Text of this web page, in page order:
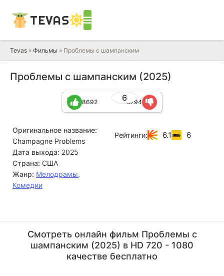
TEVAS
Tevas » Фильмы » Проблемы с шампанским
Проблемы с шампанским (2025)
6
8692 5794
Оригинальное название:
Champagne Problems
Дата выхода: 2025
Страна: США
Жанр: Мелодрамы,
Комедии
Рейтинги: 6.1 6
(Otto Moller)
(Hugo Cassell)
Смотреть онлайн фильм Проблемы с
шампанским (2025) в HD 720 - 1080
качестве бесплатно